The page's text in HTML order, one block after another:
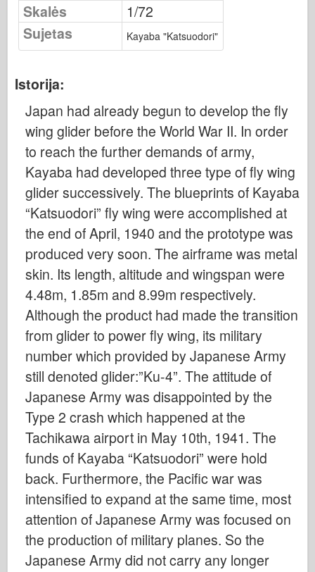
Osprey leidyba
Eskadrono signalas
Tankpower
Wydawnictwo Militaria
Maquettes (maquettes)
Akademija
Ace modeliai
AFV klubas
Airfix
Oro pajėgos
AZ modelis
Juodasis šuo
Bronco
Kibernetinis hobis
Dnepromodelis
Eduardas
E.T. Modelis
Smulkios pelėsiai
Valoro pajėgos
Friulmodel
Hasegawa provincija
Heleris
Skalės
1/72
Sujetas
Kayaba "Katsuodori"
Istorija:
Japan had already begun to develop the fly
wing glider before the World War II. In order
to reach the further demands of army,
Kayaba had developed three type of fly wing
glider successively. The blueprints of Kayaba
“Katsuodori” fly wing were accomplished at
the end of April, 1940 and the prototype was
produced very soon. The airframe was metal
skin. Its length, altitude and wingspan were
4.48m, 1.85m and 8.99m respectively.
Although the product had made the transition
from glider to power fly wing, its military
number which provided by Japanese Army
still denoted glider:”Ku-4”. The attitude of
Japanese Army was disappointed by the
Type 2 crash which happened at the
Tachikawa airport in May 10th, 1941. The
funds of Kayaba “Katsuodori” were hold
back. Furthermore, the Pacific war was
intensified to expand at the same time, most
attention of Japanese Army was focused on
the production of military planes. So the
Japanese Army did not carry any longer